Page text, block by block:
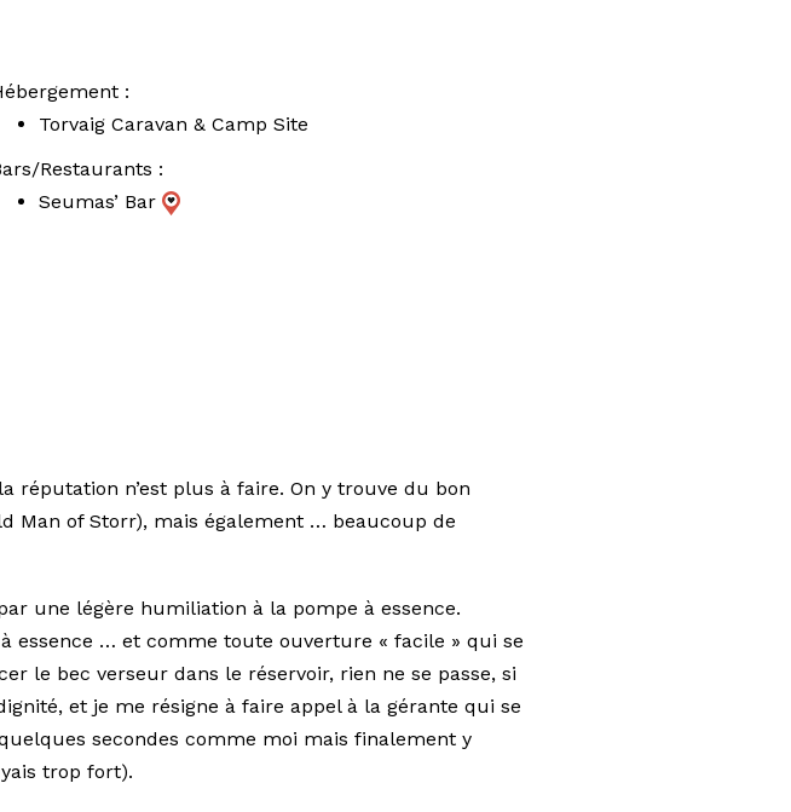
:
Torvaig Caravan & Camp Site
Restaurants :
Seumas’ Bar
réputation n’est plus à faire. On y trouve du bon
Man of Storr), mais également … beaucoup de
une légère humiliation à la pompe à essence.
essence … et comme toute ouverture « facile » qui se
le bec verseur dans le réservoir, rien ne se passe, si
et je me résigne à faire appel à la gérante qui se
secondes comme moi mais finalement y
trop fort).